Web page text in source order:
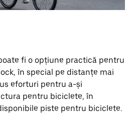
fi o opțiune practică pentru
în special pe distanțe mai
eforturi pentru a-și
pentru biciclete, în
piste pentru biciclete.